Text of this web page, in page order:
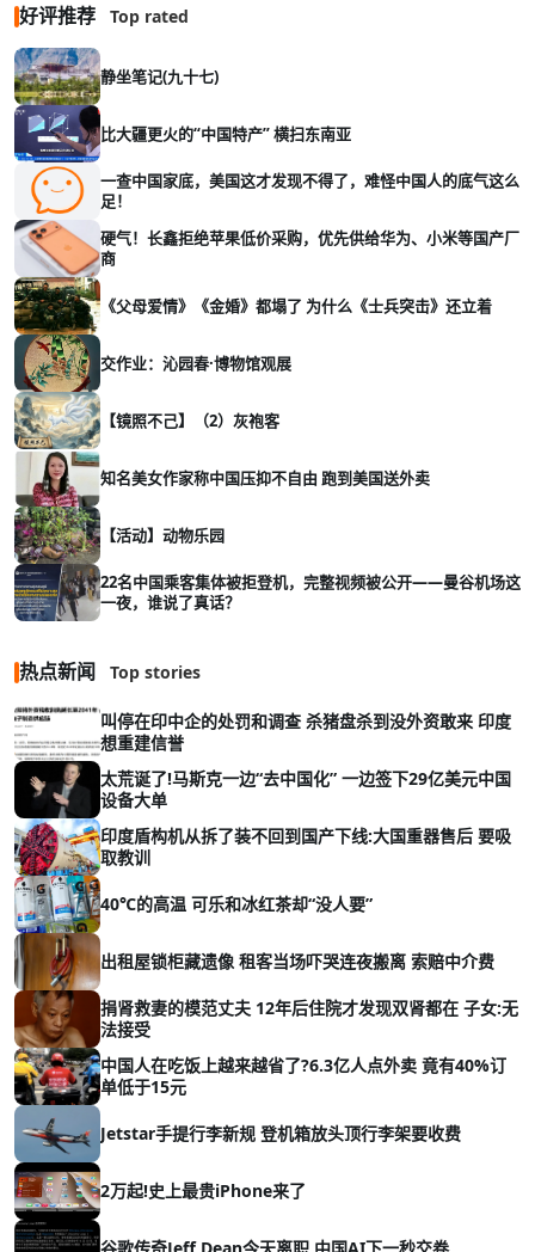
好评推荐 Top rated
静坐笔记(九十七)
比大疆更火的“中国特产” 横扫东南亚
一查中国家底，美国这才发现不得了，难怪中国人的底气这么
足！
硬气！长鑫拒绝苹果低价采购，优先供给华为、小米等国产厂
商
《父母爱情》《金婚》都塌了 为什么《士兵突击》还立着
交作业：沁园春·博物馆观展
【镜照不己】（2）灰袍客
知名美女作家称中国压抑不自由 跑到美国送外卖
【活动】动物乐园
22名中国乘客集体被拒登机，完整视频被公开——曼谷机场这
一夜，谁说了真话？
热点新闻 Top stories
叫停在印中企的处罚和调查 杀猪盘杀到没外资敢来 印度
想重建信誉
太荒诞了!马斯克一边“去中国化” 一边签下29亿美元中国
设备大单
印度盾构机从拆了装不回到国产下线:大国重器售后 要吸
取教训
40℃的高温 可乐和冰红茶却“没人要”
出租屋锁柜藏遗像 租客当场吓哭连夜搬离 索赔中介费
捐肾救妻的模范丈夫 12年后住院才发现双肾都在 子女:无
法接受
中国人在吃饭上越来越省了?6.3亿人点外卖 竟有40%订
单低于15元
Jetstar手提行李新规 登机箱放头顶行李架要收费
2万起!史上最贵iPhone来了